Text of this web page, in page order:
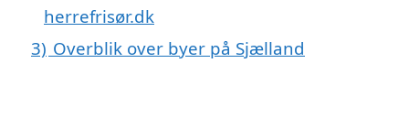
herrefrisør.dk
3) Overblik over byer på Sjælland